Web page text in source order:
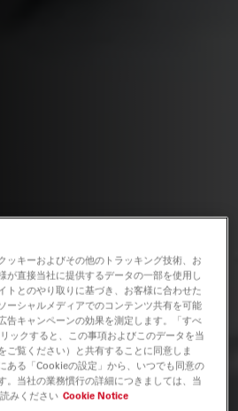
ッキーおよびその他のトラッキング技術、お
が直接当社に提供するデータの一部を使用し
トとのやり取りに基づき、お客様に合わせた
ーシャルメディアでのコンテンツ共有を可能
告キャンペーンの効果を測定します。「すべ
ックすると、この事項およびこのデータを当
ご覧ください）と共有することに同意しま
ある「Cookieの設定」から、いつでも同意の
。当社の業務慣行の詳細につきましては、当
みください Cookie Notice